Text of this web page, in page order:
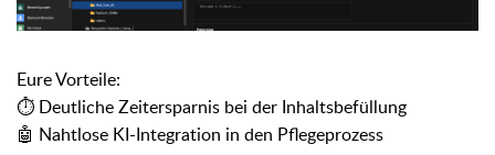
Eure Vorteile:
⏱️ Deutliche Zeitersparnis bei der Inhaltsbefüllung
🤖 Nahtlose KI-Integration in den Pflegeprozess